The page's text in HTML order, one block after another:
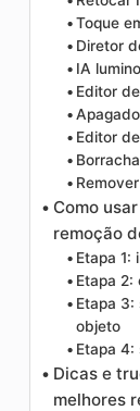
Toque
Diretor
IA
Editor
Editor
Como
remoção
Etapa 1:
Etapa 2:
Etapa 3:
objeto
Etapa 4:
Dicas e
melhores